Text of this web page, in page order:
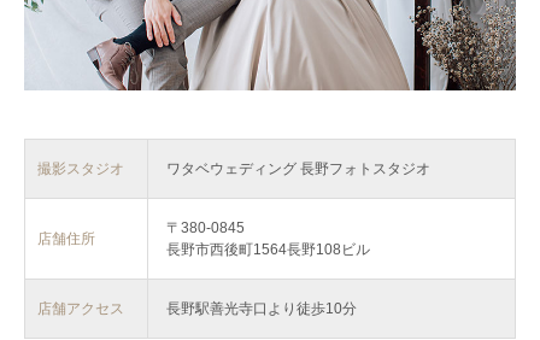
撮影スタジオ ワタベウェディング 長野フォトスタジオ
店舗住所
〒380-0845
長野市西後町1564長野108ビル
店舗アクセス 長野駅善光寺口より徒歩10分